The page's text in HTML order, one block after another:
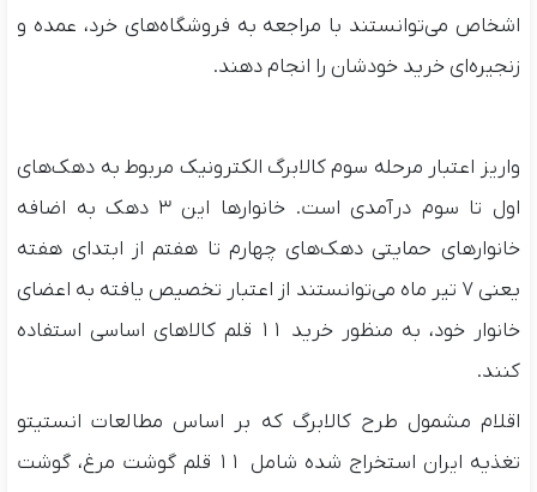
اشخاص می‌توانستند با مراجعه به فروشگاه‌های خرد، عمده و
زنجیره‌ای خرید خودشان را انجام دهند.
واریز اعتبار مرحله سوم کالابرگ الکترونیک مربوط به دهک‌های
اول تا سوم درآمدی است. خانوارها این ۳ دهک به اضافه
خانوارهای حمایتی دهک‌های چهارم تا هفتم از ابتدای هفته
یعنی ۷ تیر ماه می‌توانستند از اعتبار تخصیص یافته به اعضای
خانوار خود، به منظور خرید ۱۱ قلم کالاهای اساسی استفاده
کنند.
اقلام مشمول طرح کالابرگ که بر اساس مطالعات انستیتو
تغذیه ایران استخراج شده شامل ۱۱ قلم گوشت مرغ، گوشت